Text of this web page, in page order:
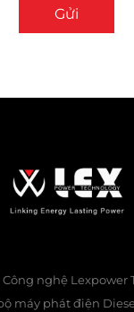
Gửi
Công nghệ Lexpower
máy phát điện